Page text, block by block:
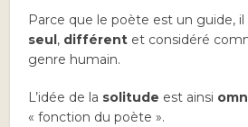
Parce que le poète est un guide,
seul, différent et considéré
genre humain.
L’idée de la solitude est ainsi
« fonction du poète ».